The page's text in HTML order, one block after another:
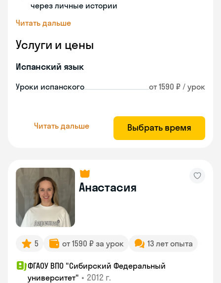
через личные истории
Читать дальше
Услуги и цены
Испанский язык
Уроки испанского от 1590 ₽ / урок
Читать дальше Выбрать время
Анастасия
5 от 1590 ₽ за урок 13 лет опыта
ФГАОУ ВПО "Сибирский Федеральный
университет" • 2012 г.